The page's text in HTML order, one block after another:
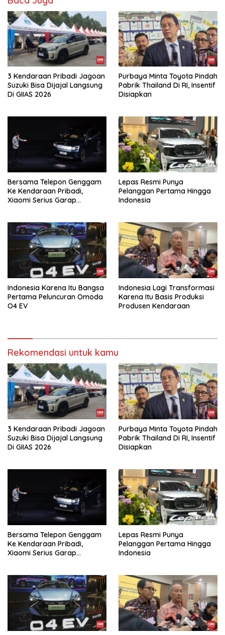
3 Kendaraan Pribadi Jagoan
Suzuki Bisa Dijajal Langsung
Di GIIAS 2026
Purbaya Minta Toyota Pindah
Pabrik Thailand Di RI, Insentif
Disiapkan
Bersama Telepon Genggam
Ke Kendaraan Pribadi,
Xiaomi Serius Garap
Lepas Resmi Punya
Pelanggan Pertama Hingga
Indonesia
Indonesia Karena Itu Bangsa
Pertama Peluncuran Omoda
O4 EV
Indonesia Lagi Transformasi
Karena Itu Basis Produksi
Produsen Kendaraan
Rekomendasi untuk kamu
3 Kendaraan Pribadi Jagoan
Suzuki Bisa Dijajal Langsung
Di GIIAS 2026
Purbaya Minta Toyota Pindah
Pabrik Thailand Di RI, Insentif
Disiapkan
Bersama Telepon Genggam
Ke Kendaraan Pribadi,
Xiaomi Serius Garap
Lepas Resmi Punya
Pelanggan Pertama Hingga
Indonesia